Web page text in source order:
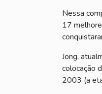
Nessa
17
Jong,
colocação
2003 (a